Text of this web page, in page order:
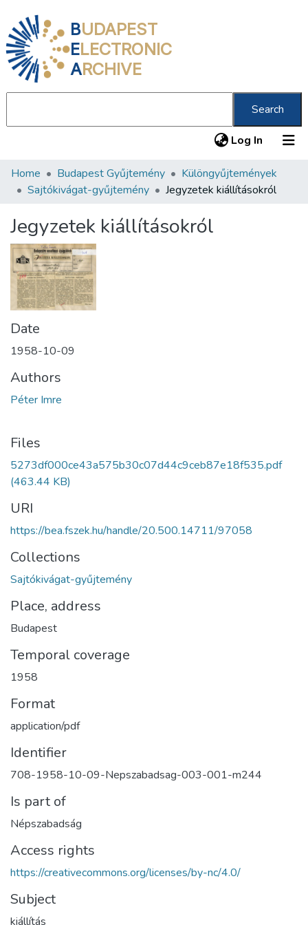
BUDAPEST
ELECTRONIC
ARCHIVE
Search
Log In (current)
Communities & Collections
Statistics
About us
Home Budapest Gyűjtemény
Különgyűjtemények
Sajtókivágat-gyűjtemény
Jegyzetek kiállításokról
Jegyzetek kiállításokról
Date
1958-10-09
Authors
Péter Imre
Files
5273df000ce43a575b30c07d44c9ceb87e18f535.pdf
(463.44 KB)
URI
https://bea.fszek.hu/handle/20.500.14711/97058
Collections
Sajtókivágat-gyűjtemény
Place, address
Budapest
Temporal coverage
1958
Format
application/pdf
Identifier
708-1958-10-09-Nepszabadsag-003-001-m244
Is part of
Népszabadság
Access rights
https://creativecommons.org/licenses/by-nc/4.0/
Subject
kiállítás